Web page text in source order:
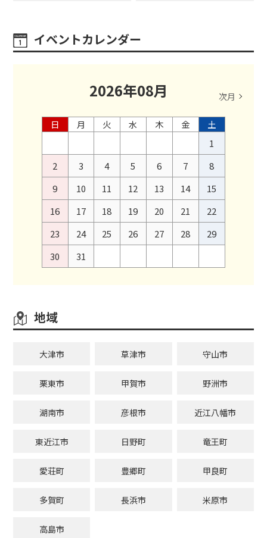
イベントカレンダー
2026年08月 次月
日 月 火 水 木 金
土
1
2
3 4 5 6 7
8
9
10 11 12 13 14
15
16
17 18 19 20 21
22
23
24 25 26 27 28
29
30
31
地域
大津市 草津市 守山市
栗東市 甲賀市 野洲市
湖南市 彦根市 近江八幡市
東近江市 日野町 竜王町
愛荘町 豊郷町 甲良町
多賀町 長浜市 米原市
高島市